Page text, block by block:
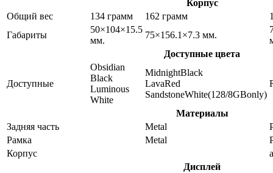
Корпус
Общий вес
134 грамм 162 грамм
Габариты
50×104×15.5
мм.
75×156.1×7.3 мм.
Доступные цвета
Доступные
Obsidian
Black
Luminous
White
MidnightBlack
LavaRed
SandstoneWhite(128/8GBonly)
Материалы
Задняя часть
Metal
Рамка
Metal
Корпус
Дисплей